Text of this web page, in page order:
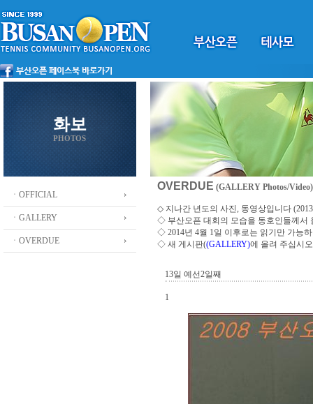
화보
PHOTOS
ㆍOFFICIAL
ㆍGALLERY
ㆍOVERDUE
OVERDUE (GALLERY Photos/Video)
◇ 지나간 년도의 사진, 동영상입니다
◇ 부산오픈 대회의 모습을 동호인들께서
◇ 2014년 4월 1일 이후로는 읽기만 가능
◇ 새 게시판((GALLERY)에 올려 주십시오
13일 예선2일째
1